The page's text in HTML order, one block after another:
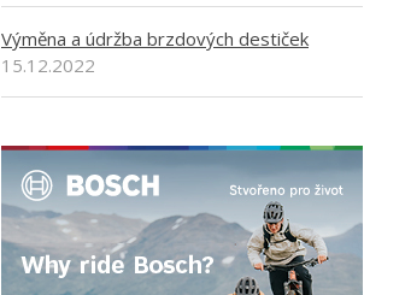
Výměna a údržba brzdových destiček
15.12.2022